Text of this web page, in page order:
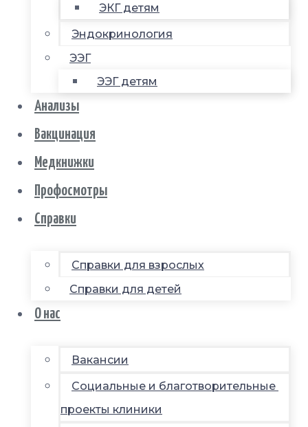
ЭКГ детям
Эндокринология
ЭЭГ
ЭЭГ детям
Анализы
Вакцинация
Медкнижки
Профосмотры
Справки
Справки для взрослых
Справки для детей
О нас
Вакансии
Социальные и благотворительные
проекты клиники